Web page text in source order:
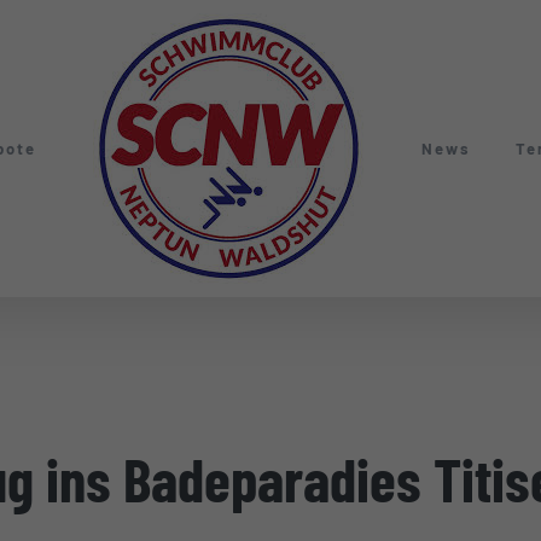
News
ins Badeparadies